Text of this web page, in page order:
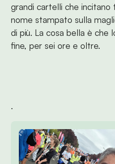
grandi cartelli che incitano
nome stampato sulla
di più. La cosa bella è che
fine, per sei ore e oltre.
.